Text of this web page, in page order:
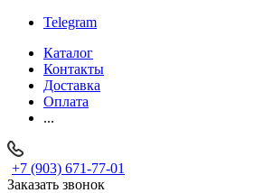
Telegram
Каталог
Контакты
Доставка
Оплата
...
+7 (903) 671-77-01
Заказать звонок